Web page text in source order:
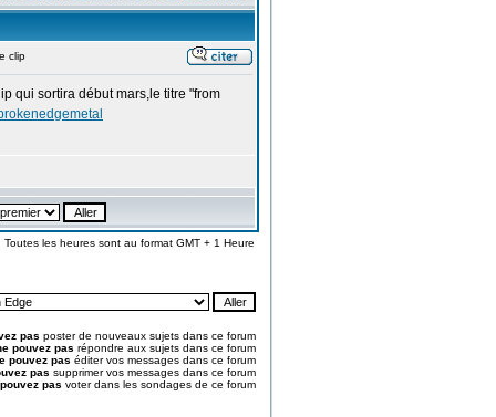
clip
qui sortira début mars,le titre "from
Toutes les heures sont au format GMT + 1 Heure
pas poster de nouveaux sujets dans ce forum
pouvez pas répondre aux sujets dans ce forum
pouvez pas éditer vos messages dans ce forum
pas supprimer vos messages dans ce forum
pas voter dans les sondages de ce forum